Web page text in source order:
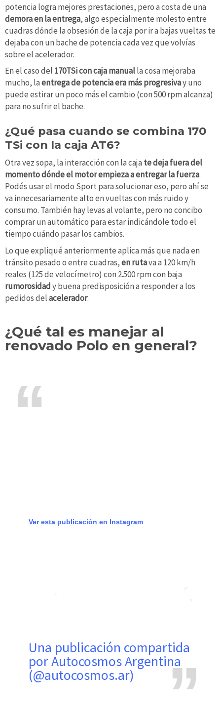
potencia logra mejores prestaciones, pero a costa de una
demora en la entrega, algo especialmente molesto entre
cuadras dónde la obsesión de la caja por ir a bajas vueltas te
dejaba con un bache de potencia cada vez que volvías
sobre el acelerador.
En el caso del 170TSi con caja manualla cosa mejoraba
mucho, laentrega de potencia era más progresivay uno
puede estirar un poco más el cambio (con 500 rpm alcanza)
para no sufrir el bache.
¿Qué pasa cuando se combina 170
TSi con la caja AT6?
Otra vez sopa, la interacción con la caja te deja fuera del
momento dónde el motor empieza a entregar la fuerza.
Podés usar el modo Sport para solucionar eso, pero ahí se
va innecesariamente alto en vueltas con más ruido y
consumo. También hay levas al volante, pero no concibo
comprar un automático para estar indicándole todo el
tiempo cuándo pasar los cambios.
Lo que expliqué anteriormente aplica más que nada en
tránsito pesado o entre cuadras,en rutava a 120 km/h
reales (125 de velocímetro) con 2.500 rpm con baja
rumorosidady buena predisposición a responder a los
pedidos delacelerador.
¿Qué tal es manejar al
renovado Polo en general?
Ver esta publicación en Instagram
Una publicación compartida
por Autocosmos Argentina
(@autocosmos.ar)